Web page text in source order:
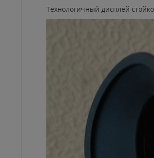
Технологичный дисплей